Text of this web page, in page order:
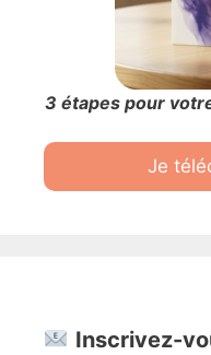
3 étapes pour
Je
Inscrivez-